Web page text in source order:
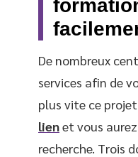
De nombreux
services afin de
plus vite ce
lienet vous
recherche. Trois